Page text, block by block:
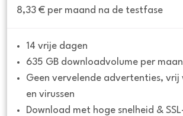
8,33 € per maand na de testfase
14 vrije dagen
635 GB downloadvolume per
Geen vervelende advertenties, vrij
en virussen
Download met hoge snelheid &